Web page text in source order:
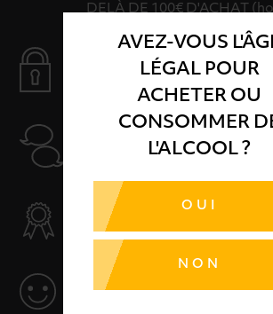
AVEZ-VOUS
LÉGAL POUR
ACHETER OU
CONSOMMER
L'ALCOOL ?
OUI
NON
DELÀ DE 100€ D'ACHAT
PAIEMENT SÉCURISÉ
Payer en toute sérénité
Nos conseillers sont à votre
SÉLECTION & QUALITÉ
Des produits sélectionnés
SERVICE
Des solutions adaptées à